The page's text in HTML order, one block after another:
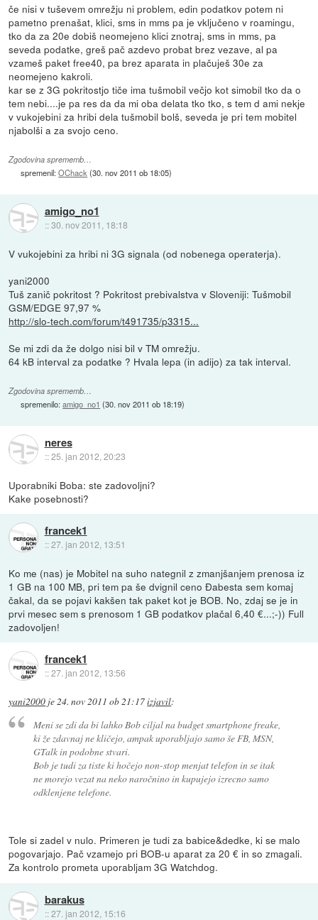
če nisi v tuševem omrežju ni problem, edin podatkov potem ni
pametno prenašat, klici, sms in mms pa je vključeno v roamingu,
tko da za 20e dobiš neomejeno klici znotraj, sms in mms, pa
seveda podatke, greš pač azdevo probat brez vezave, al pa
vzameš paket free40, pa brez aparata in plačuješ 30e za
neomejeno kakroli.
kar se z 3G pokritostjo tiče ima tušmobil večjo kot simobil tko da o
tem nebi....je pa res da da mi oba delata tko tko, s tem d ami nekje
v vukojebini za hribi dela tušmobil bolš, seveda je pri tem mobitel
njabolši a za svojo ceno.
Zgodovina sprememb…
spremenil:OChack (30. nov 2011 ob 18:05)
amigo_no1
::30. nov 2011, 18:18
V vukojebini za hribi ni 3G signala (od nobenega operaterja).
yani2000
Tuš zanič pokritost ? Pokritost prebivalstva v Sloveniji: Tušmobil
GSM/EDGE 97,97 %
http://slo-tech.com/forum/t491735/p3315...
Se mi zdi da že dolgo nisi bil v TM omrežju.
64 kB interval za podatke ? Hvala lepa (in adijo) za tak interval.
Zgodovina sprememb…
spremenilo:amigo_no1 (30. nov 2011 ob 18:19)
neres
::25. jan 2012, 20:23
Uporabniki Boba: ste zadovoljni?
Kake posebnosti?
francek1
::27. jan 2012, 13:51
Ko me (nas) je Mobitel na suho nategnil z zmanjšanjem prenosa iz
1 GB na 100 MB, pri tem pa še dvignil ceno Đabesta sem komaj
čakal, da se pojavi kakšen tak paket kot je BOB. No, zdaj se je in
prvi mesec sem s prenosom 1 GB podatkov plačal 6,40 €...;-)) Full
zadovoljen!
francek1
::27. jan 2012, 13:56
yani2000 je24. nov 2011 ob 21:17izjavil:
Meni se zdi da bi lahko Bob ciljal na budget smartphone freake,
ki že zdavnaj ne kličejo, ampak uporabljajo samo še FB, MSN,
GTalk in podobne stvari.
Bob je tudi za tiste ki hočejo non-stop menjat telefon in se itak
ne morejo vezat na neko naročnino in kupujejo izrecno samo
odklenjene telefone.
Tole si zadel v nulo. Primeren je tudi za babice&dedke, ki se malo
pogovarjajo. Pač vzamejo pri BOB-u aparat za 20 € in so zmagali.
Za kontrolo prometa uporabljam 3G Watchdog.
barakus
::27. jan 2012, 15:16